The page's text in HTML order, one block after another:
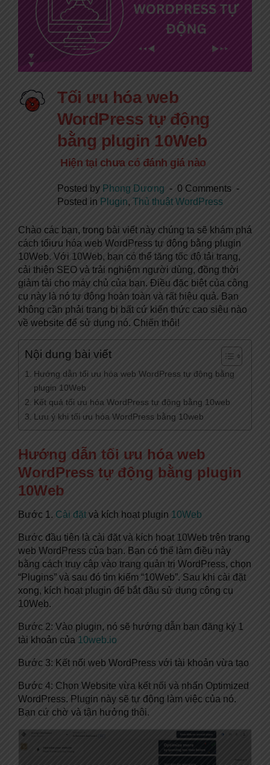
Tối ưu hóa web
WordPress tự động
bằng plugin 10Web
Hiện tại chưa có đánh giá nào
Posted by Phong Dương
0 Comments
Posted in Plugin, Thủ thuật WordPress
Chào các bạn, trong bài viết này chúng ta sẽ khám phá
cách tốiưu hóa web WordPress tự động bằng plugin
10Web. Với 10Web, bạn có thể tăng tốc độ tải trang,
cải thiện SEO và trải nghiệm người dùng, đồng thời
giảm tải cho máy chủ của bạn. Điều đặc biệt của công
cụ này là nó tự động hoàn toàn và rất hiệu quả. Bạn
không cần phải trang bị bất cứ kiến thức cao siêu nào
về website để sử dụng nó. Chiến thôi!
Nội dung bài viết
Hướng dẫn tối ưu hóa web WordPress tự động bằng
plugin 10Web
Kết quả tối ưu hóa WordPress tự động bằng 10web
Lưu ý khi tối ưu hóa WordPress bằng 10web
Hướng dẫn tối ưu hóa web
WordPress tự động bằng plugin
10Web
Bước 1. Cài đặt và kích hoạt plugin 10Web
Bước đầu tiên là cài đặt và kích hoạt 10Web trên trang
web WordPress của bạn. Bạn có thể làm điều này
bằng cách truy cập vào trang quản trị WordPress, chọn
“Plugins” và sau đó tìm kiếm “10Web”. Sau khi cài đặt
xong, kích hoạt plugin để bắt đầu sử dụng công cụ
10Web.
Bước 2: Vào plugin, nó sẽ hướng dẫn bạn đăng ký 1
tài khoản của 10web.io
Bước 3: Kết nối web WordPress với tài khoản vừa tạo
Bước 4: Chọn Website vừa kết nối và nhấn Optimized
WordPress. Plugin này sẽ tự động làm việc của nó.
Bạn cứ chờ và tận hưởng thôi.